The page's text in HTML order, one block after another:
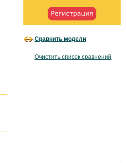
Сравнить модели
Очистить список сравнений